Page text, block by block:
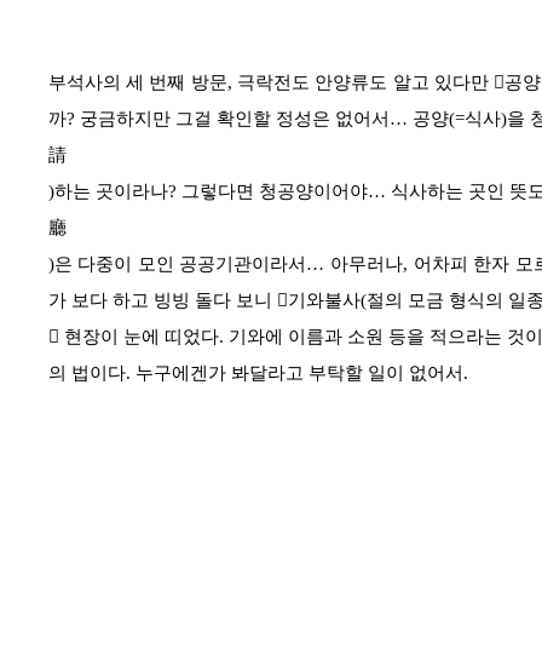
부석사의 세 번째 방문, 극락전도 안양류도 알고 있다만 󰡒공
까? 궁금하지만 그걸 확인할 정성은 없어서 … 공양(=식사)을
請
)하는 곳이라나? 그렇다면 청공양이어야… 식사하는 곳인 뜻
廳
)은 다중이 모인 공공기관이라서 … 아무러나, 어차피 한자 모
가 보다 하고 빙빙 돌다 보니
󰡐기와불사(절의 모금 형식의 일
󰡑 현장이 눈에 띠었다. 기와에 이름과 소원 등을 적으라는 것
의 법이다. 누구에겐가 봐달라고 부탁할 일이 없어서 .